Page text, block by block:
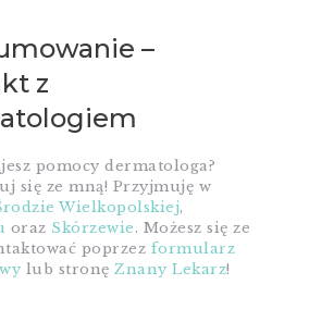
–
z
pomocy dermatologa?
się ze mną! Przyjmuję w
Wielkopolskiej,
oraz Skórzewie. Możesz się ze
poprzez formularz
lub stronę Znany Lekarz!